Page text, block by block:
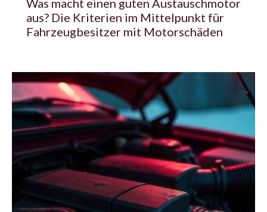
aus? Die Kriterien im Mittelpunkt für
Fahrzeugbesitzer mit Motorschäden